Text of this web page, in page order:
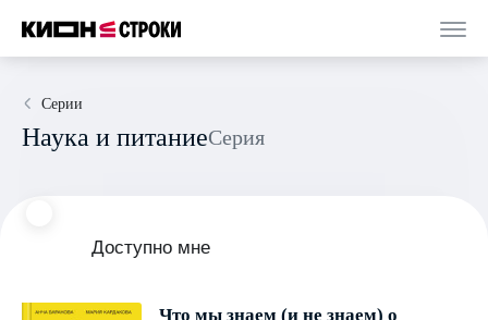
Серии
Наука и питание Серия
Доступно мне
Что мы знаем (и не знаем) о